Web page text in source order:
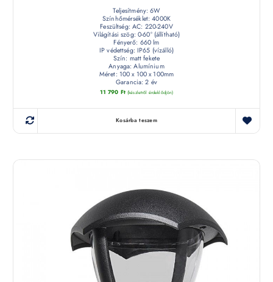
Teljesítmény: 6W
Színhőmérséklet: 4000K
Feszültség: AC: 220-240V
Világítási szög: 0-60° (állítható)
Fényerő: 660 lm
IP védettség: IP65 (vízálló)
Szín: matt fekete
Anyaga: Alumínium
Méret: 100 x 100 x 100mm
Garancia: 2 év
11 790 Ft (készletről érdeklődjön)
Kosárba teszem